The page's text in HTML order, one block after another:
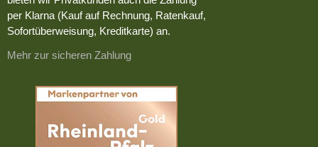
per Klarna (Kauf auf Rechnung, Ratenkauf,
Sofortüberweisung, Kreditkarte) an.
Mehr zur sicheren Zahlung